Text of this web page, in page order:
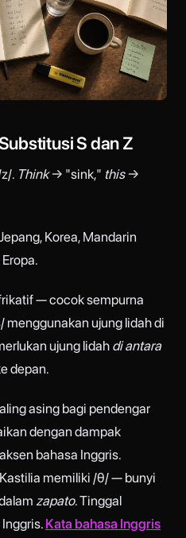
S dan Z
. Think→ "sink," this→
Korea, Mandarin
— cocok sempurna
menggunakan ujung lidah di
ujung lidah di antara
depan.
asing bagi pendengar
dengan dampak
bahasa Inggris.
memiliki /θ/ — bunyi
zapato. Tinggal
Kata bahasa Inggris